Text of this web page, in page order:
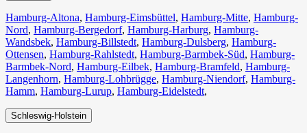
Hamburg-Altona, Hamburg-Eimsbüttel, Hamburg-Mitte, Hamburg-
Nord, Hamburg-Bergedorf, Hamburg-Harburg, Hamburg-
Wandsbek, Hamburg-Billstedt, Hamburg-Dulsberg, Hamburg-
Ottensen, Hamburg-Rahlstedt, Hamburg-Barmbek-Süd, Hamburg-
Barmbek-Nord, Hamburg-Eilbek, Hamburg-Bramfeld, Hamburg-
Langenhorn, Hamburg-Lohbrügge, Hamburg-Niendorf, Hamburg-
Hamm, Hamburg-Lurup, Hamburg-Eidelstedt,
Schleswig-Holstein